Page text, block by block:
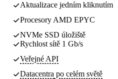
Aktualizace jedním kliknutím
Procesory AMD EPYC
NVMe SSD úložiště
Rychlost sítě 1 Gb/s
Veřejné API
Datacentra po celém světě